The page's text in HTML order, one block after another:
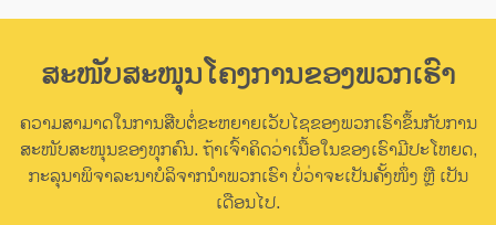
ສະໜັບສະໜຸນໂຄງການຂອງພວກເຮົາ
ຄວາມສາມາດໃນການສືບຕໍ່ຂະຫຍາຍເວັບໄຊຂອງພວກເຮົາຂຶ້ນກັບການ
ສະໜັບສະໜຸນຂອງທຸກຄົນ. ຖ້າເຈົ້າຄິດວ່າເນື້ອໃນຂອງເຮົາມີປະໂຫຍດ,
ກະລຸນາພິຈາລະນາບໍລິຈາກນຳພວກເຮົາ ບໍ່ວ່າຈະເປັນຄັ້ງໜຶ່ງ ຫຼື ເປັນ
ເດືອນໄປ.